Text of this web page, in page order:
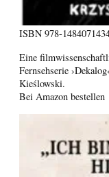
ISBN 978-
Eine
Fernsehserie
Kieślowski.
Bei Amazon bestellen